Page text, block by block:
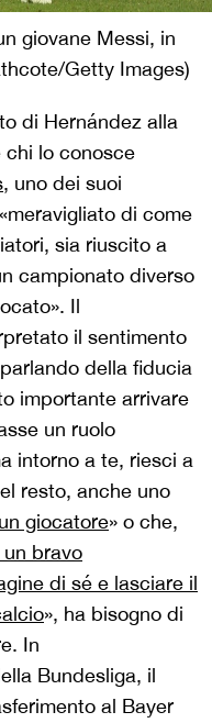
giovane Messi, in
Getty Images)
di Hernández alla
chi lo conosce
, uno dei suoi
«meravigliato di come
sia riuscito a
campionato diverso
Il
il sentimento
della fiducia
importante arrivare
un ruolo
intorno a te, riesci a
resto, anche uno
giocatore» o che,
bravo
di sé e lasciare il
», ha bisogno di
In
Bundesliga, il
al Bayer